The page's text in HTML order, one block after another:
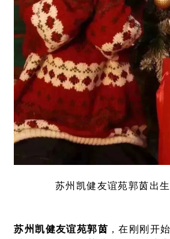
苏州凯健友谊苑郭茵出
苏州凯健友谊苑郭茵
，在刚刚开